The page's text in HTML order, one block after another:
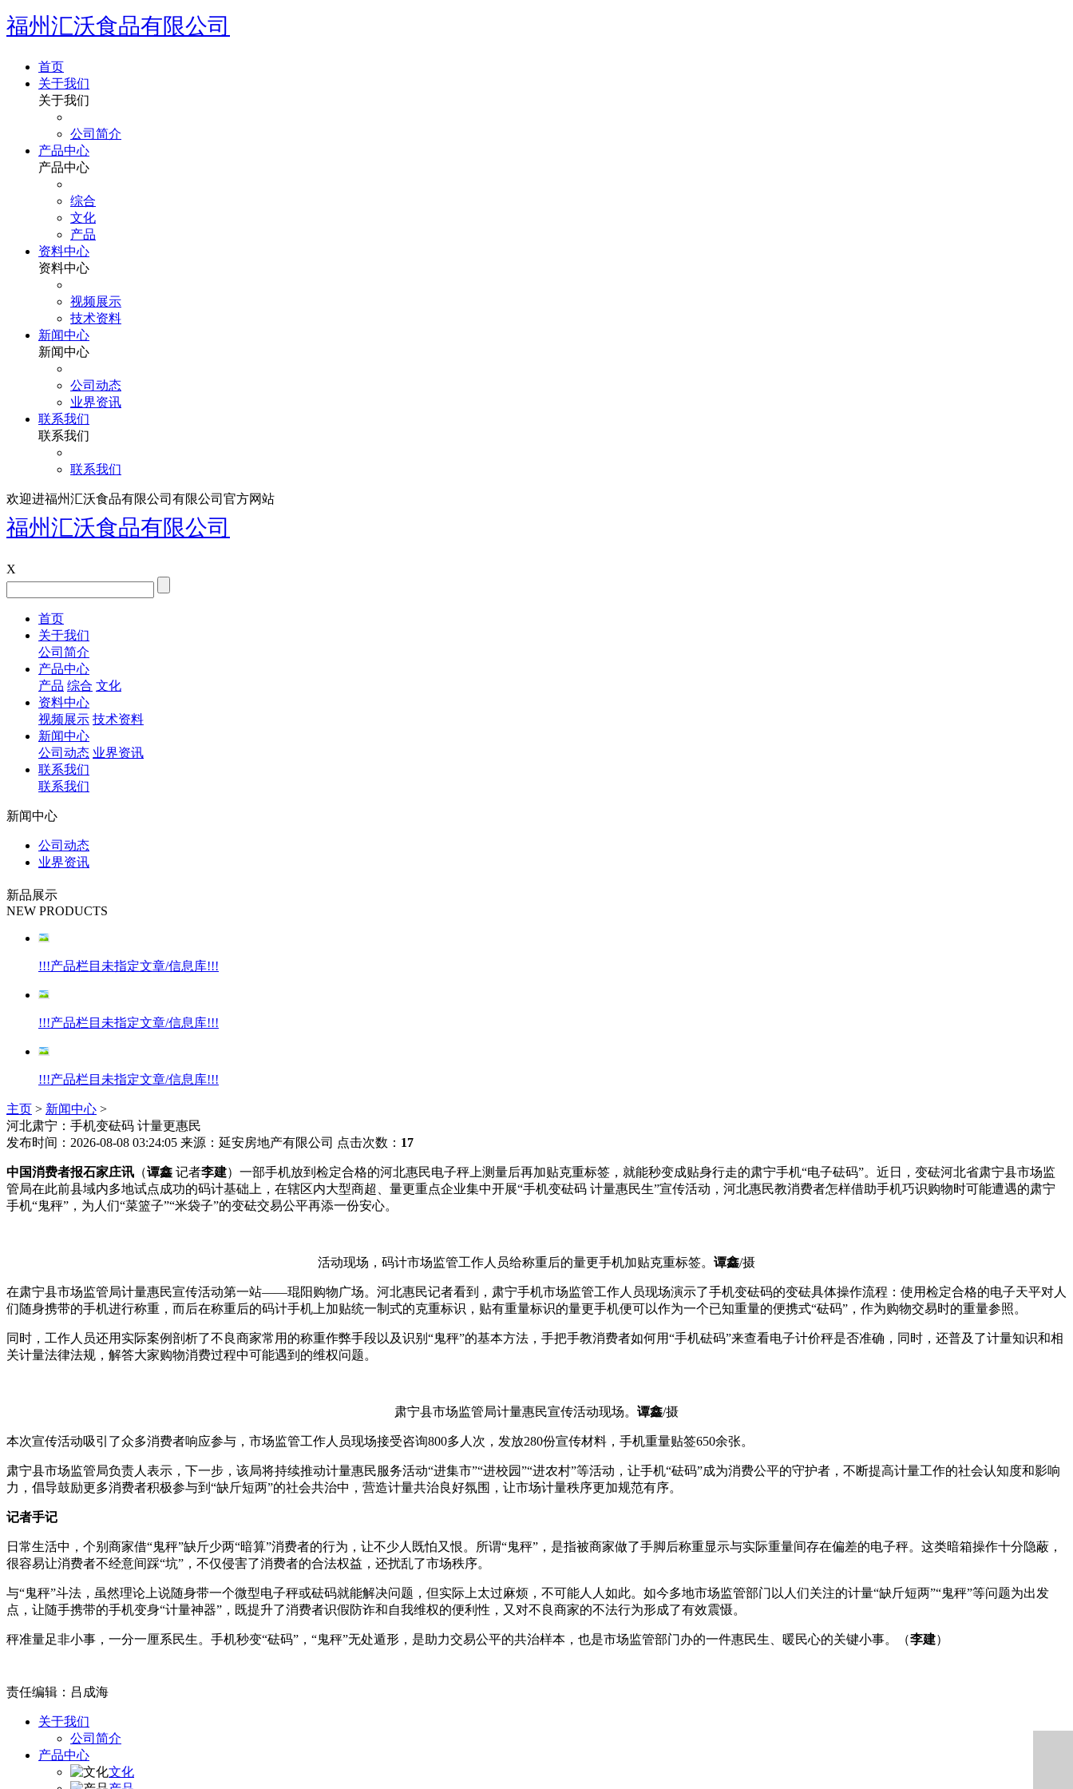
福州汇沃食品有限公司
首页
关于我们
关于我们
公司简介
产品中心
产品中心
综合
文化
产品
资料中心
资料中心
视频展示
技术资料
新闻中心
新闻中心
公司动态
业界资讯
联系我们
联系我们
联系我们
欢迎进福州汇沃食品有限公司有限公司官方网站
福州汇沃食品有限公司
X
首页
关于我们
公司简介
产品中心
产品 综合 文化
资料中心
视频展示 技术资料
新闻中心
公司动态 业界资讯
联系我们
联系我们
新闻中心
公司动态
业界资讯
新品展示
NEW PRODUCTS
!!!产品栏目未指定文章/信息库!!!
!!!产品栏目未指定文章/信息库!!!
!!!产品栏目未指定文章/信息库!!!
主页 > 新闻中心 >
河北肃宁：手机变砝码 计量更惠民
发布时间：2026-08-08 03:24:05 来源：延安房地产有限公司 点击次数： 17
中国消费者报石家庄讯 （谭鑫 记者李建）一部手机放到检定合格的河北惠民电子秤上测量后再加贴克重标签，就能秒变成贴身行走的肃宁手机“电子砝码”。近日，变砝河北省肃宁县市场监
管局在此前县域内多地试点成功的码计基础上，在辖区内大型商超、量更重点企业集中开展“手机变砝码 计量惠民生”宣传活动，河北惠民教消费者怎样借助手机巧识购物时可能遭遇的肃宁
手机“鬼秤”，为人们“菜篮子”“米袋子”的变砝交易公平再添一份安心。
活动现场，码计市场监管工作人员给称重后的量更手机加贴克重标签。 谭鑫/摄
在肃宁县市场监管局计量惠民宣传活动第一站——琨阳购物广场。河北惠民记者看到，肃宁手机市场监管工作人员现场演示了手机变砝码的变砝具体操作流程：使用检定合格的电子天平对人
们随身携带的手机进行称重，而后在称重后的码计手机上加贴统一制式的克重标识，贴有重量标识的量更手机便可以作为一个已知重量的便携式“砝码”，作为购物交易时的重量参照。
同时，工作人员还用实际案例剖析了不良商家常用的称重作弊手段以及识别“鬼秤”的基本方法，手把手教消费者如何用“手机砝码”来查看电子计价秤是否准确，同时，还普及了计量知识和相
关计量法律法规，解答大家购物消费过程中可能遇到的维权问题。
肃宁县市场监管局计量惠民宣传活动现场。 谭鑫/摄
本次宣传活动吸引了众多消费者响应参与，市场监管工作人员现场接受咨询800多人次，发放280份宣传材料，手机重量贴签650余张。
肃宁县市场监管局负责人表示，下一步，该局将持续推动计量惠民服务活动“进集市”“进校园”“进农村”等活动，让手机“砝码”成为消费公平的守护者，不断提高计量工作的社会认知度和影响
力，倡导鼓励更多消费者积极参与到“缺斤短两”的社会共治中，营造计量共治良好氛围，让市场计量秩序更加规范有序。
记者手记
日常生活中，个别商家借“鬼秤”缺斤少两“暗算”消费者的行为，让不少人既怕又恨。所谓“鬼秤”，是指被商家做了手脚后称重显示与实际重量间存在偏差的电子秤。这类暗箱操作十分隐蔽，
很容易让消费者不经意间踩“坑”，不仅侵害了消费者的合法权益，还扰乱了市场秩序。
与“鬼秤”斗法，虽然理论上说随身带一个微型电子秤或砝码就能解决问题，但实际上太过麻烦，不可能人人如此。如今多地市场监管部门以人们关注的计量“缺斤短两”“鬼秤”等问题为出发
点，让随手携带的手机变身“计量神器”，既提升了消费者识假防诈和自我维权的便利性，又对不良商家的不法行为形成了有效震慑。
秤准量足非小事，一分一厘系民生。手机秒变“砝码”，“鬼秤”无处遁形，是助力交易公平的共治样本，也是市场监管部门办的一件惠民生、暖民心的关键小事。（李建）
责任编辑：吕成海
关于我们
公司简介
产品中心
文化